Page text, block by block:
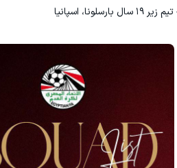
اسپانیا